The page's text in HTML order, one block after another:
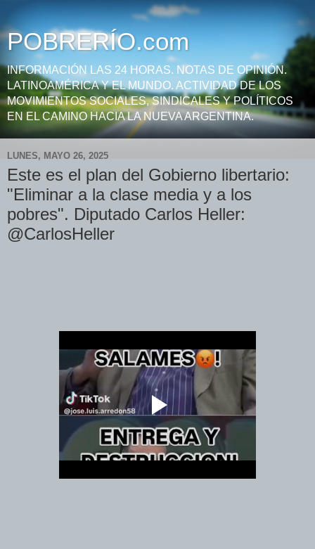
POBRERÍO.com
INFORMACIÓN LAS 24 HORAS. NOTAS DE OPINIÓN.
LATINOAMÉRICA Y EL MUNDO. ACTIVIDAD DE LOS
MOVIMIENTOS SOCIALES, SINDICALES Y POLÍTICOS
EN EL CAMINO HACIA LA NUEVA ARGENTINA.
LUNES, MAYO 26, 2025
Este es el plan del Gobierno libertario:
"Eliminar a la clase media y a los
pobres". Diputado Carlos Heller:
@CarlosHeller